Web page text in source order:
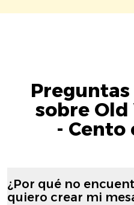
sobre
- Cento
¿Por qué no
quiero crear mi